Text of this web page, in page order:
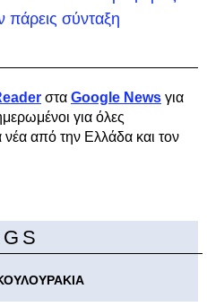
πάρεις σύνταξη
στα Google News για
για όλες
νέα από την Ελλάδα και τον